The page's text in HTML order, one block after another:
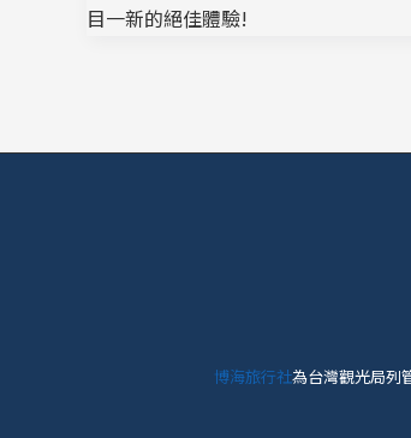
目一新的絕佳體驗!
博海旅行社為台灣觀光局列